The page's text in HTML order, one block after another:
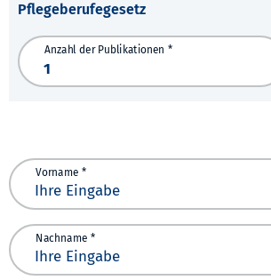
Pflegeberufegesetz
Anzahl der Publikationen *
Vorname *
Nachname *